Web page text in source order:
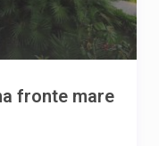
fronte mare